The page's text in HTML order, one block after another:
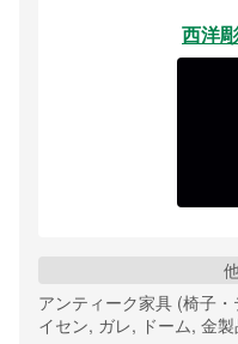
西洋
アンティーク家具 (椅子
イセン, ガレ, ドーム, 金